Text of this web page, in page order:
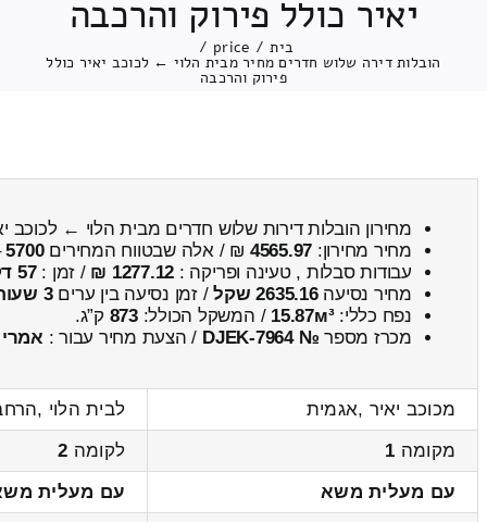
יאיר כולל פירוק והרכבה
בית /
price
/
הובלות דירה שלוש חדרים מחיר מבית הלוי ← לכוכב יאיר כולל
פירוק והרכבה
מחירון הובלות דירות שלוש חדרים מבית הלוי ← לכוכב
מחיר מחירון: 4565.97 ₪ / אלה שבטווח המחירים5700
עבודות סבלות , טעינה ופריקה : 1277.12 ₪ / זמן :57 דקות 44 שניות
מחיר נסיעה2635.16 שקל / זמן נסיעה בין ערים3 שעות , 59 דקות
נפח כללי:15.87м³ / המשקל הכולל:873 ק”ג.
מכרז מספר № DJEK-7964 / הצעת מחיר עבור : אמרי
מכוכב יאיר ,אגמית
לבית הלוי
מקומה 1 לקומה 2
עם מעלית משא
עם מעלית